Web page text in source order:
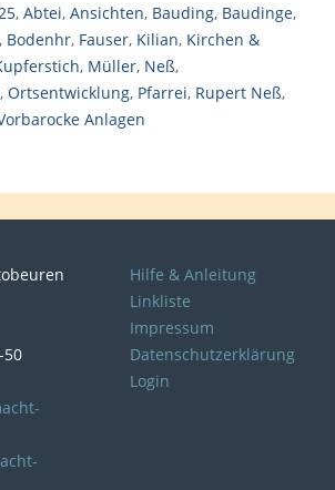
, Abtei, Ansichten, Bauding, Baudinge,
, Bodenhr, Fauser, Kilian, Kirchen &
, Müller, Neß,
, Ortsentwicklung, Pfarrei, Rupert Neß,
Anlagen
50
Hilfe & Anleitung
Linkliste
Impressum
Datenschutzerklärung
Login